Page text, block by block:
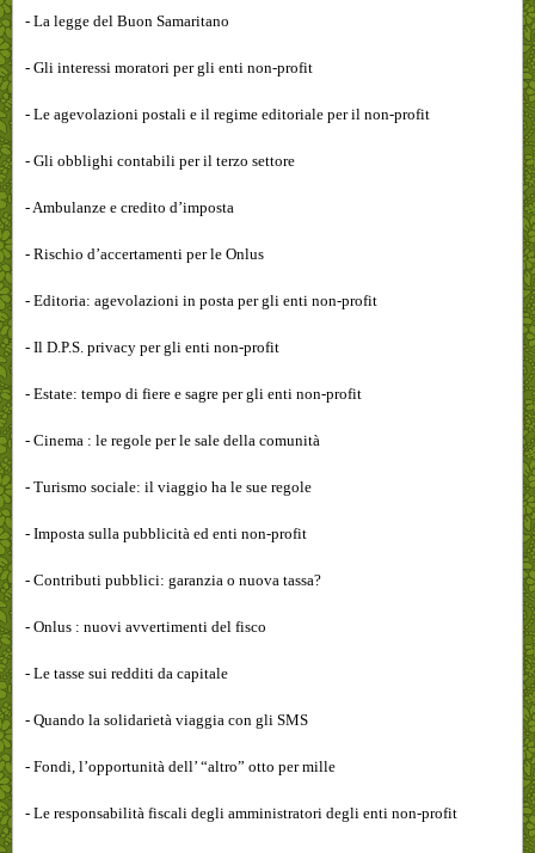
- La legge del Buon Samaritano
- Gli interessi moratori per gli enti non-profit
- Le agevolazioni postali e il regime editoriale per il non-profit
- Gli obblighi contabili per il terzo settore
- Ambulanze e credito d’imposta
- Rischio d’accertamenti per le Onlus
- Editoria: agevolazioni in posta per gli enti non-profit
- Il D.P.S. privacy per gli enti non-profit
- Estate: tempo di fiere e sagre per gli enti non-profit
- Cinema : le regole per le sale della comunità
- Turismo sociale: il viaggio ha le sue regole
- Imposta sulla pubblicità ed enti non-profit
- Contributi pubblici: garanzia o nuova tassa?
- Onlus : nuovi avvertimenti del fisco
- Le tasse sui redditi da capitale
- Quando la solidarietà viaggia con gli SMS
- Fondi, l’opportunità dell’ “altro” otto per mille
- Le responsabilità fiscali degli amministratori degli enti non-profit